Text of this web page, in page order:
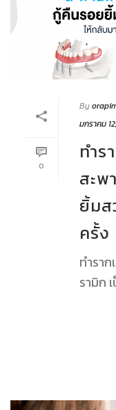
0
By
มกราคม
ทำร
สะพ
ยิ้มส
ครั้ง
ทำรา
รามิก